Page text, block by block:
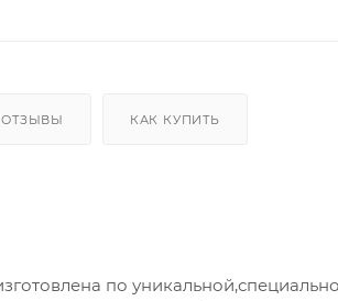
ОТЗЫВЫ КАК КУПИТЬ